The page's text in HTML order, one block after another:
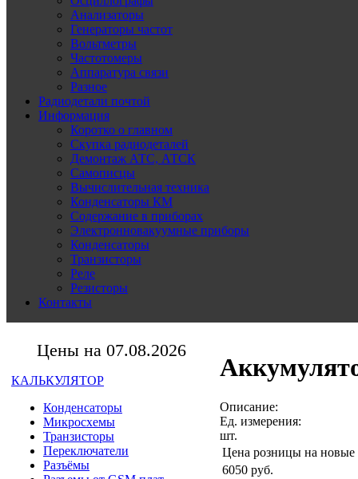
Анализаторы
Генераторы частот
Вольтметры
Частотомеры
Аппаратура связи
Разное
Радиодетали почтой
Информация
Коротко о главном
Скупка радиодеталей
Демонтаж АТС, АТСК
Самописцы
Вычислительная техника
Конденсаторы КМ
Содержание в приборах
Электронновакуумные приборы
Конденсаторы
Транзисторы
Реле
Резисторы
Контакты
Цены на 07.08.2026
КАЛЬКУЛЯТОР
Конденсаторы
Микросхемы
Транзисторы
Переключатели
Разъёмы
Описание:
Ед. измерения:
шт.
Цена розницы на новые
6050 руб.